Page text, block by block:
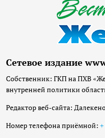
Сетевое издание
Собственник: ГКП на ПХВ
внутренней политики
Редактор веб-сайта:
Номер телефона приёмной: